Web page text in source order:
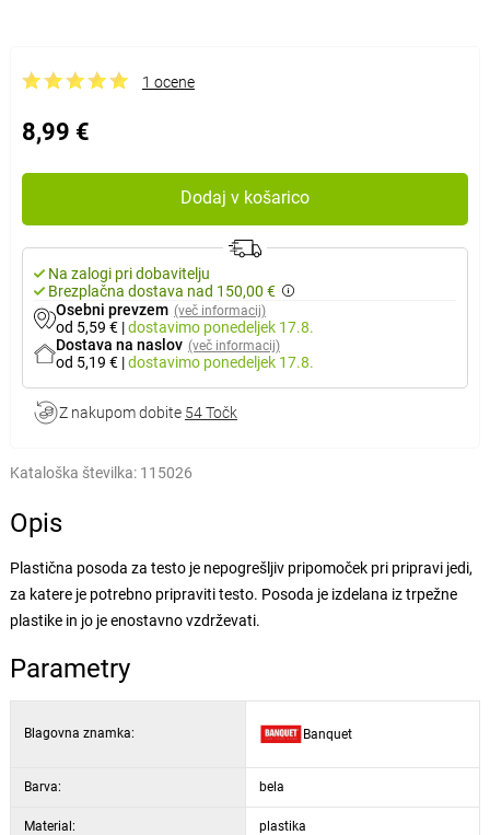
1 ocene
8,99 €
Dodaj v košarico
Na zalogi pri dobavitelju
Brezplačna dostava nad 150,00 €
Osebni prevzem (več informacij)
od 5,59 € |dostavimo ponedeljek 17.8.
Dostava na naslov (več informacij)
od 5,19 € |dostavimo ponedeljek 17.8.
Z nakupom dobite 54 Točk
Kataloška številka: 115026
Opis
Plastična posoda za testo je nepogrešljiv pripomoček pri pripravi jedi,
za katere je potrebno pripraviti testo. Posoda je izdelana iz trpežne
plastike in jo je enostavno vzdrževati.
Parametry
Blagovna znamka: Banquet
Barva: bela
Material: plastika